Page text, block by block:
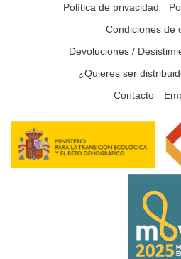
Política de privacidad
Condiciones de
Devoluciones /
¿Quieres ser
Contacto